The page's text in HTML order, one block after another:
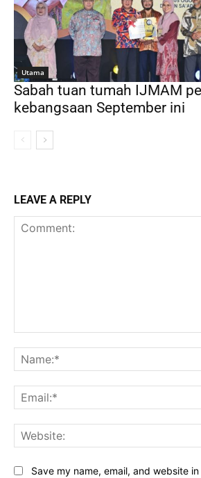
Utama
Sabah tuan tumah IJMAM
kebangsaan September ini
LEAVE A REPLY
Save my name, email, and website